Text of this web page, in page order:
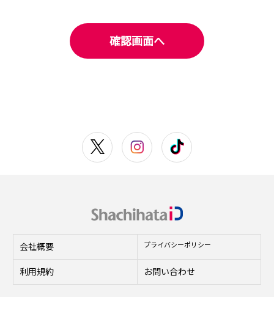
シヤチハタ株式会社(以下、「当社」という)は、
本規約における用語を、以下のとおり定義します。
「会員」とは、当社が定める手続きに従って会員登
「共通ID」とは、利用者を特定するために当社が会
員登録をしていただいた方が保有するものをいいま
(3)
「共通ID等」とは、共通ID及び共通IDと共に会員の
います。
確認画面へ
会社概要 プライバシーポリシー
利用規約 お問い合わせ